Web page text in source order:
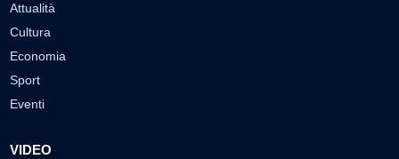
Attualità
Cultura
Economia
Sport
Eventi
VIDEO